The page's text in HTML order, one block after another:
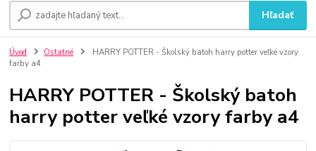
Hľadať
Úvod Ostatné
HARRY POTTER - Školský batoh harry potter veľké vzory
farby a4
HARRY POTTER - Školský batoh
harry potter veľké vzory farby a4